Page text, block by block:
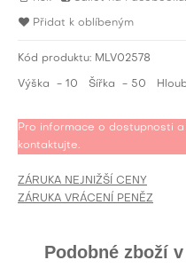
Přidat k oblíbeným
Kód produktu: MLV02578
Výška - 10 Šířka - 50
Pro informace o dostupnosti
kontaktujte.
ZÁRUKA NEJNIŽŠÍ CENY
ZÁRUKA VRÁCENÍ PENĚZ
Podobné zboží